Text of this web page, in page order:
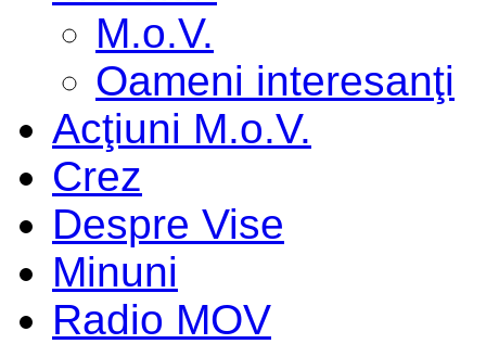
M.o.V.
Oameni interesanţi
Acţiuni M.o.V.
Crez
Despre Vise
Minuni
Radio MOV